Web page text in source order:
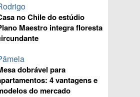
no Chile do estúdio
Maestro integra floresta
dobrável para
4 vantagens e
do mercado